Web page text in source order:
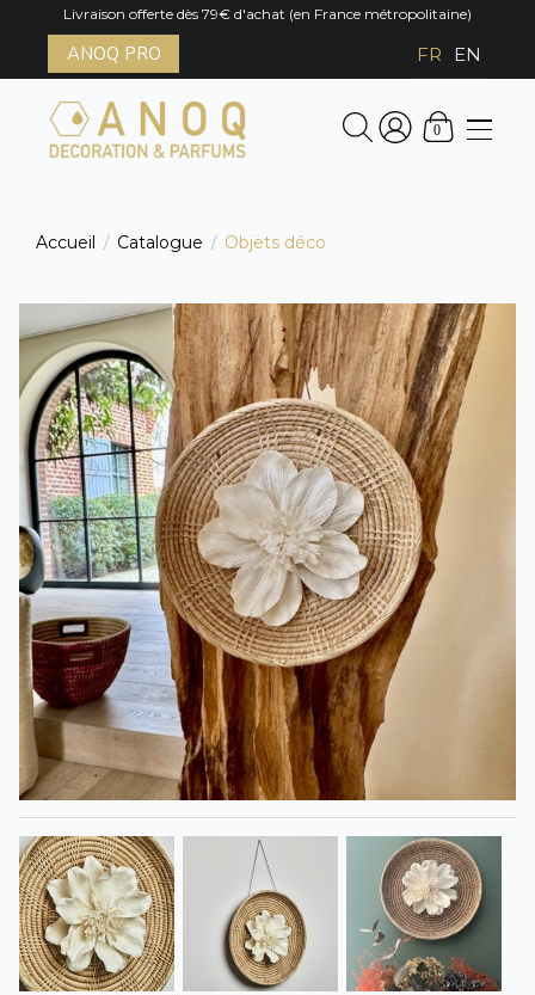
Livraison offerte dès 79€ d'achat (en France métropolitaine)
ANOQ PRO FR EN
0
Accueil / Catalogue / Objets déco